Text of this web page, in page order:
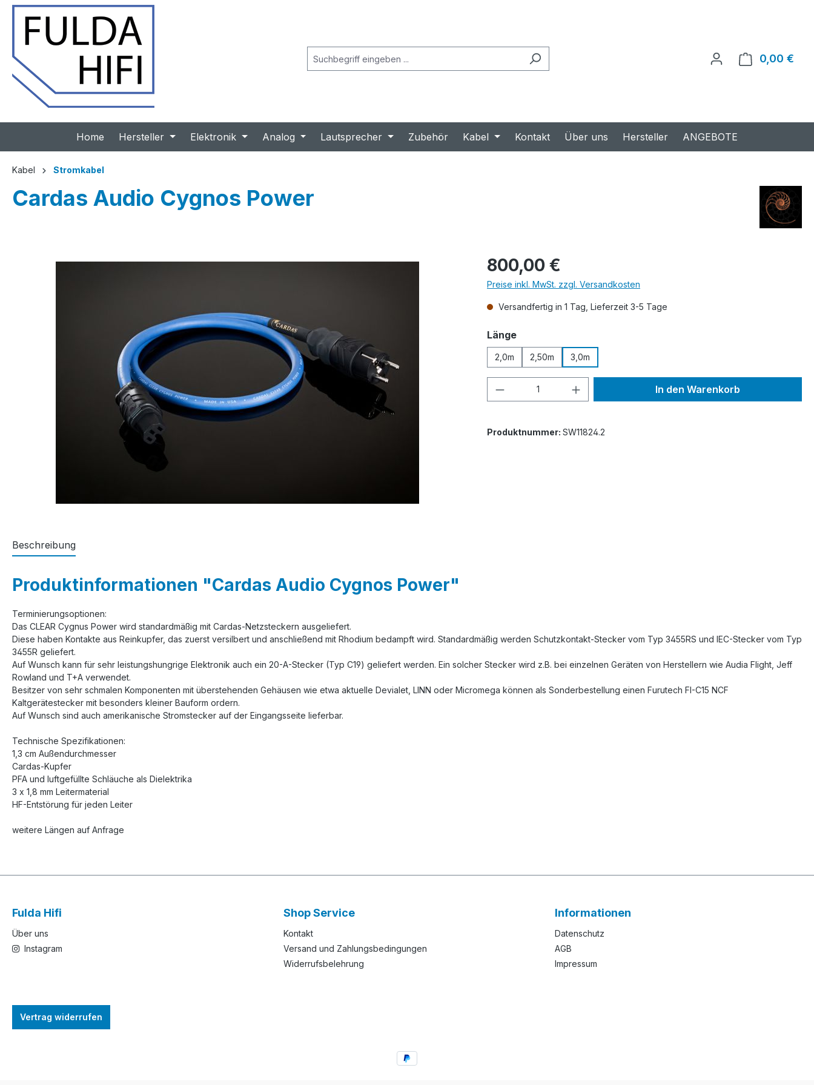
0,00 €
Home Hersteller Elektronik Analog Lautsprecher Zubehör Kabel Kontakt Über uns Hersteller ANGEBOTE
Kabel Stromkabel
Cardas Audio Cygnos Power
Regulärer Preis:
800,00 €
Preise inkl. MwSt. zzgl. Versandkosten
Versandfertig in 1 Tag, Lieferzeit 3-5 Tage
Längeauswählen
2,0m 2,50m 3,0m
Produkt Anzahl: Gib den gewünschten Wert
In den Warenkorb
Produktnummer: SW11824.2
Beschreibung
Produktinformationen "Cardas Audio Cygnos Power"
Terminierungsoptionen:
Das CLEAR Cygnus Power wird standardmäßig mit Cardas-Netzsteckern ausgeliefert.
Diese haben Kontakte aus Reinkupfer, das zuerst versilbert und anschließend mit Rhodium bedampft wird. Standardmäßig werden Schutzkontakt-Stecker vom Typ 3455RS und IEC-Stecker vom Typ
3455R geliefert.
Auf Wunsch kann für sehr leistungshungrige Elektronik auch ein 20-A-Stecker (Typ C19) geliefert werden. Ein solcher Stecker wird z.B. bei einzelnen Geräten von Herstellern wie Audia Flight, Jeff
Rowland und T+A verwendet.
Besitzer von sehr schmalen Komponenten mit überstehenden Gehäusen wie etwa aktuelle Devialet, LINN oder Micromega können als Sonderbestellung einen Furutech FI-C15 NCF
Kaltgerätestecker mit besonders kleiner Bauform ordern.
Auf Wunsch sind auch amerikanische Stromstecker auf der Eingangsseite lieferbar.
Technische Spezifikationen:
1,3 cm Außendurchmesser
Cardas-Kupfer
PFA und luftgefüllte Schläuche als Dielektrika
3 x 1,8 mm Leitermaterial
HF-Entstörung für jeden Leiter
weitere Längen auf Anfrage
Fulda Hifi
Über uns
Instagram
Shop Service
Kontakt
Versand und Zahlungsbedingungen
Widerrufsbelehrung
Informationen
Datenschutz
AGB
Impressum
Vertrag widerrufen